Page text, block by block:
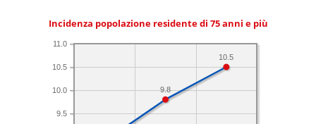
Incidenza popolazione residente di 75 anni e più
9.5
10.0
10.5
11.0
10.5
9.8